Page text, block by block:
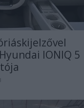
IONIQ 5